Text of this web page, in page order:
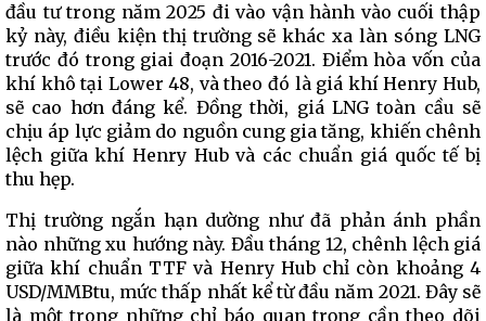
đầu tư trong năm 2025 đi vào vận hành vào cuối thập
kỷ này, điều kiện thị trường sẽ khác xa làn sóng LNG
trước đó trong giai đoạn 2016-2021. Điểm hòa vốn của
khí khô tại Lower 48, và theo đó là giá khí Henry Hub,
sẽ cao hơn đáng kể. Đồng thời, giá LNG toàn cầu sẽ
chịu áp lực giảm do nguồn cung gia tăng, khiến chênh
lệch giữa khí Henry Hub và các chuẩn giá quốc tế bị
thu hẹp.
Thị trường ngắn hạn dường như đã phản ánh phần
nào những xu hướng này. Đầu tháng 12, chênh lệch giá
giữa khí chuẩn TTF và Henry Hub chỉ còn khoảng 4
USD/MMBtu, mức thấp nhất kể từ đầu năm 2021. Đây sẽ
là một trong những chỉ báo quan trọng cần theo dõi